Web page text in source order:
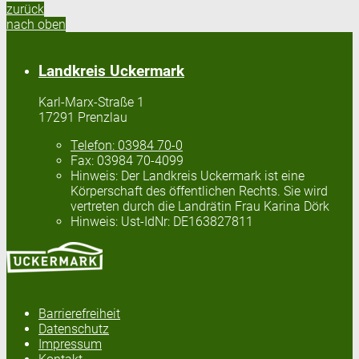
zurück
nach oben
Landkreis Uckermark
Karl-Marx-Straße 1
17291 Prenzlau
Telefon: 03984 70-0
Fax: 03984 70-4099
Hinweis: Der Landkreis Uckermark ist eine
Körperschaft des öffentlichen Rechts. Sie wird
vertreten durch die Landrätin Frau Karina Dörk
Hinweis: Ust-IdNr: DE163827811
Barrierefreiheit
Datenschutz
Impressum